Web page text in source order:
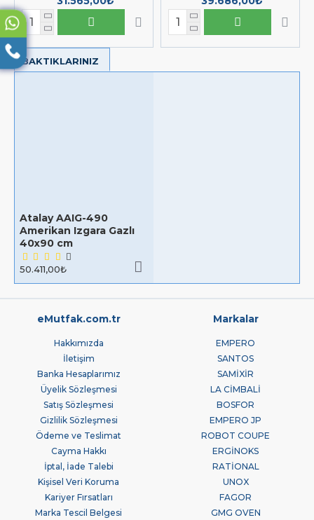
BAKTIKLARINIZ
Atalay AAIG-490
Amerikan Izgara Gazlı
40x90 cm
50.411,00₺
eMutfak.com.tr
Hakkımızda
İletişim
Banka Hesaplarımız
Üyelik Sözleşmesi
Satış Sözleşmesi
Gizlilik Sözleşmesi
Ödeme ve Teslimat
Cayma Hakkı
İptal, İade Talebi
Kişisel Veri Koruma
Kariyer Fırsatları
Marka Tescil Belgesi
Markalar
EMPERO
SANTOS
SAMİXİR
LA CİMBALİ
BOSFOR
EMPERO JP
ROBOT COUPE
ERGİNOKS
RATİONAL
UNOX
FAGOR
GMG OVEN